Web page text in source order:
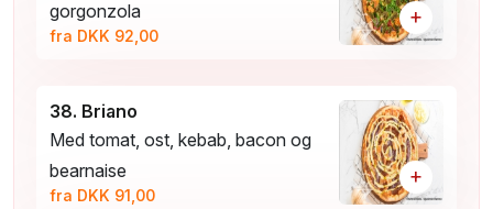
gorgonzola
fra DKK 92,00
+
38. Briano
Med tomat, ost, kebab, bacon og
bearnaise
fra DKK 91,00
+